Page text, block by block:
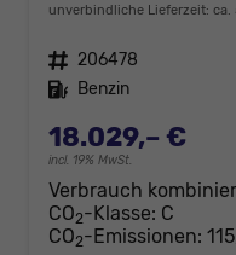
unverbindliche Lieferzeit: ca.
Fahrzeugnr. 206478
Kraftstoff Benzin
18.029,– €
incl. 19% MwSt.
Verbrauch
CO2-Klasse: C
CO2-Emissionen: